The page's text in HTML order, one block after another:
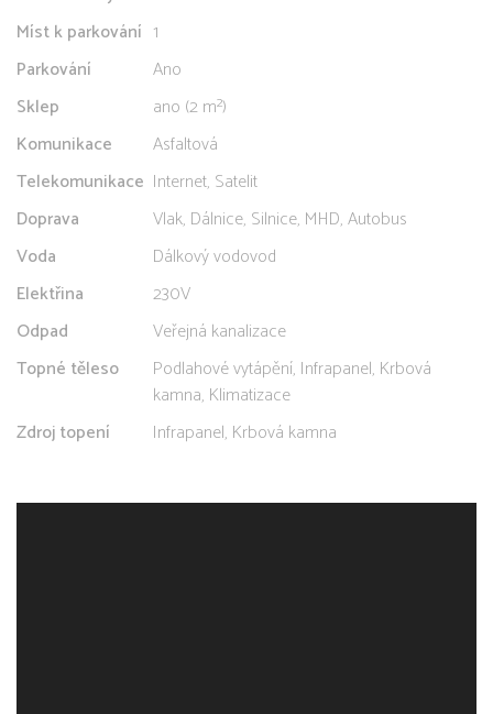
Míst k parkování 1
Parkování
Ano
Sklep
ano (2 m²)
Komunikace
Asfaltová
Telekomunikace Internet, Satelit
Doprava
Vlak, Dálnice, Silnice, MHD, Autobus
Voda
Dálkový vodovod
Elektřina
230V
Odpad
Veřejná kanalizace
Topné těleso
Podlahové vytápění, Infrapanel, Krbová
kamna, Klimatizace
Zdroj topení
Infrapanel, Krbová kamna